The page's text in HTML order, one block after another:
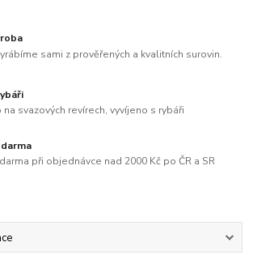
sami z prověřených a kvalitních surovin.
na svazových revírech, vyvíjeno s rybáři
při objednávce nad 2000 Kč po ČR a SR